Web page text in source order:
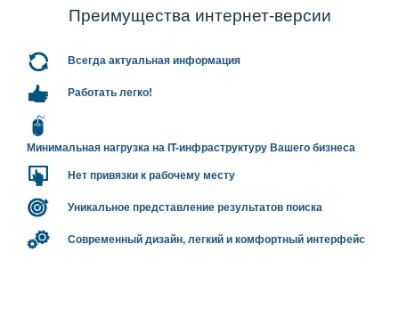
Преимущества интернет-версии
сегда актуальная информация
Работать легко!
Минимальная нагрузка на IT-инфраструктуру Вашего бизнеса
Нет привязки к рабочему месту
Уникальное представление результатов поиска
Современный дизайн, легкий и комфортный интерфейс